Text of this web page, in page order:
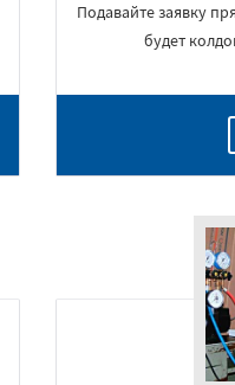
Подавайте заявку
будет
Даю согласие